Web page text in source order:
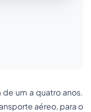
um a quatro anos.
aéreo, para o